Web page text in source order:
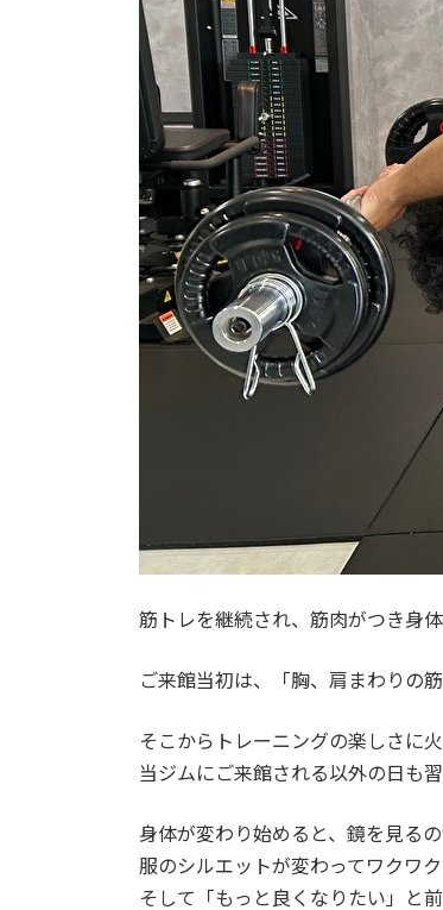
筋トレを継続され、筋肉がつき身
ご来館当初は、「胸、肩まわりの
そこからトレーニングの楽しさに
当ジムにご来館される以外の日も
身体が変わり始めると、鏡を見るの
服のシルエットが変わってワクワク
そして「もっと良くなりたい」と